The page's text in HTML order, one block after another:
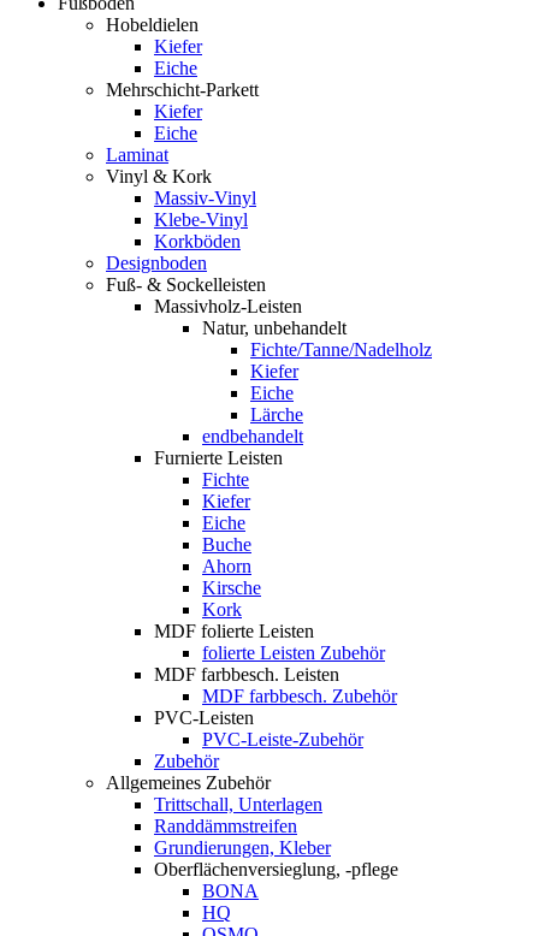
Hobeldielen
Kiefer
Eiche
Mehrschicht-Parkett
Kiefer
Eiche
Laminat
Vinyl & Kork
Massiv-Vinyl
Klebe-Vinyl
Korkböden
Designboden
Fuß- & Sockelleisten
Massivholz-Leisten
Natur, unbehandelt
Fichte/Tanne/Nadelholz
Kiefer
Eiche
Lärche
endbehandelt
Furnierte Leisten
Fichte
Kiefer
Eiche
Buche
Ahorn
Kirsche
Kork
MDF folierte Leisten
folierte Leisten Zubehör
MDF farbbesch. Leisten
MDF farbbesch. Zubehör
PVC-Leisten
PVC-Leiste-Zubehör
Zubehör
Allgemeines Zubehör
Trittschall, Unterlagen
Randdämmstreifen
Grundierungen, Kleber
Oberflächenversieglung, -pflege
BONA
HQ